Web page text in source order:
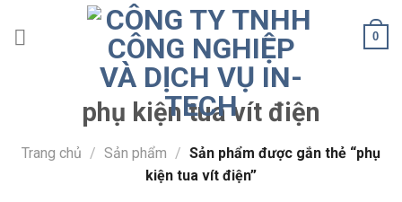
0
phụ kiện tua vít điện
Trang chủ / Sản phẩm / Sản phẩm được gắn thẻ “phụ
kiện tua vít điện”